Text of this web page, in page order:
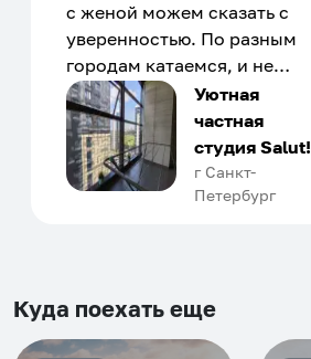
с женой можем сказать с
уверенностью. По разным
городам катаемся, и не
только в России. Сервис на
отличном уровне. Хозяин
апартаментов доброй души
человек, всегда можно
договориться, подскажет
приезжать еще...
Уютная
частная
студия Salut!
г Санкт-
Петербург
Куда поехать еще